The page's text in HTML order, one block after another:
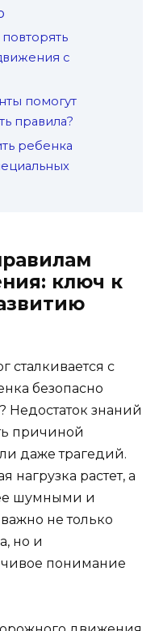
с
помогут
правила?
ребенка
ключ к
сталкивается с
безопасно
Недостаток знаний
причиной
даже трагедий.
нагрузка растет, а
шумными и
не только
но и
понимание